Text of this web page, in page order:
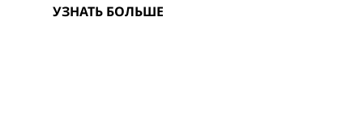
УЗНАТЬ БОЛЬШЕ